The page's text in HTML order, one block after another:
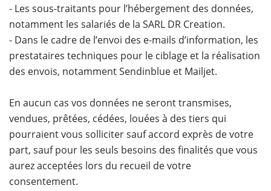
- Les sous-traitants pour l’hébergement des données,
notamment les salariés de la SARL DR Creation.
- Dans le cadre de l’envoi des e-mails d’information, les
prestataires techniques pour le ciblage et la réalisation
des envois, notamment Sendinblue et Mailjet.
En aucun cas vos données ne seront transmises,
vendues, prêtées, cédées, louées à des tiers qui
pourraient vous solliciter sauf accord exprès de votre
part, sauf pour les seuls besoins des finalités que vous
aurez acceptées lors du recueil de votre
consentement.